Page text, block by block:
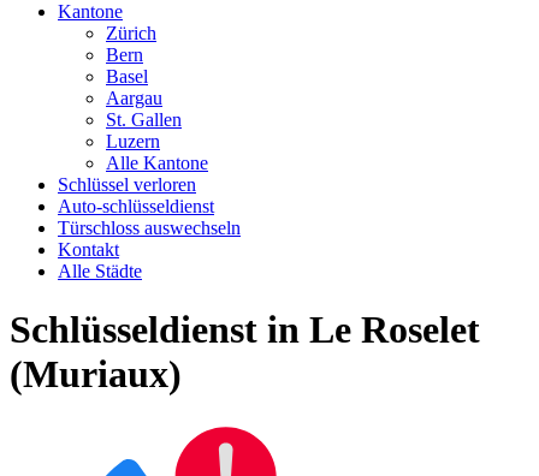
Kantone
Zürich
Bern
Basel
Aargau
St. Gallen
Luzern
Alle Kantone
Schlüssel verloren
Auto-schlüsseldienst
Türschloss auswechseln
Kontakt
Alle Städte
Schlüsseldienst in Le Roselet
(Muriaux)